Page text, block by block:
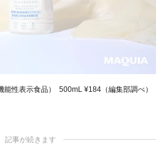
性表示食品） 500mL ¥184（編集部調べ）
記事が続きます